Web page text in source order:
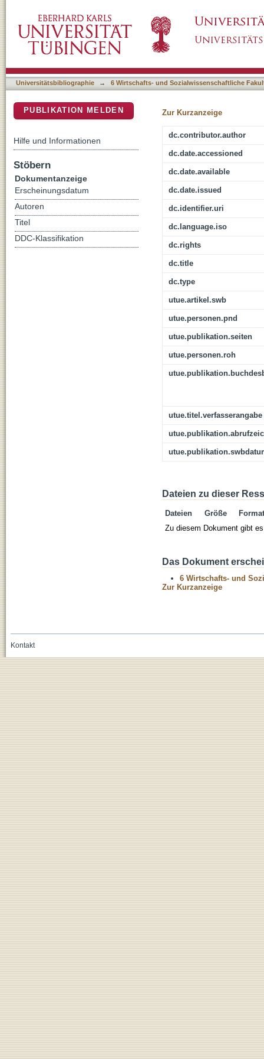
Universitätsbibliographie → 6 Wirtschafts- und Sozialwissenschaftliche
Zur Kurzanzeige
dc.contributor.author
dc.date.accessioned
dc.date.available
dc.date.issued
dc.identifier.uri
dc.language.iso
dc.rights
dc.title
dc.type
utue.artikel.swb
utue.personen.pnd
utue.publikation.seiten
utue.personen.roh
utue.titel.verfasserangabe
Dateien zu dieser
Dateien Größe
Format
Zu diesem Dokument gibt
Das Dokument
6 Wirtschafts- und
Zur Kurzanzeige
PUBLIKATION MELDEN
Hilfe und Informationen
Stöbern
Dokumentanzeige
Erscheinungsdatum
Autoren
Titel
DDC-Klassifikation
Kontakt